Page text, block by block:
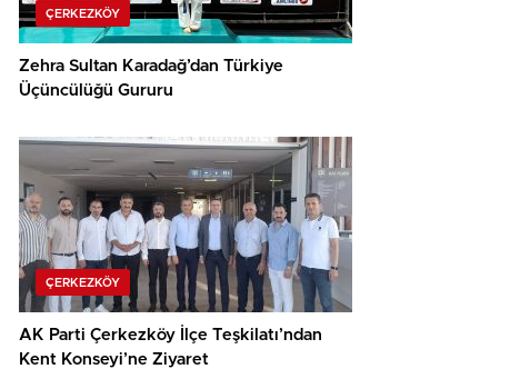
ÇERKEZKÖY
Zehra Sultan Karadağ’dan Türkiye
Üçüncülüğü Gururu
ÇERKEZKÖY
AK Parti Çerkezköy İlçe Teşkilatı’ndan
Kent Konseyi’ne Ziyaret